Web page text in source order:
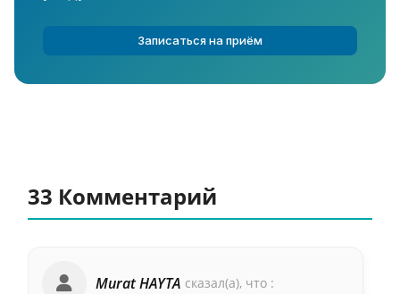
Записаться на приём
33 Комментарий
Murat HAYTA сказал(а), что :